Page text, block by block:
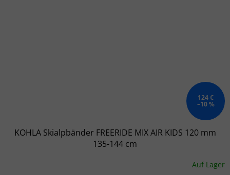
124 €
–10 %
KOHLA Skialpbänder FREERIDE MIX AIR KIDS 120 mm
135-144 cm
Auf Lager